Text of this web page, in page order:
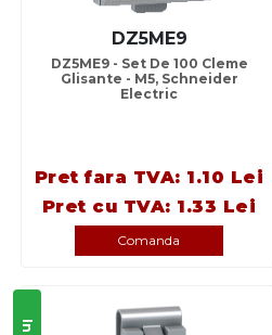
DZ5ME9
DZ5ME9 - Set De 100 Cleme
Glisante - M5, Schneider
Electric
Pret fara TVA: 1.10 Lei
Pret cu TVA: 1.33 Lei
Comanda